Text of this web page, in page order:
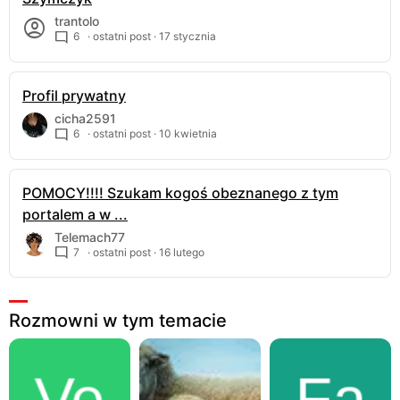
trantolo
6 · ostatni post · 17 stycznia
Profil prywatny
cicha2591
6 · ostatni post · 10 kwietnia
POMOCY!!!! Szukam kogoś obeznanego z tym
portalem a w ...
Telemach77
7 · ostatni post · 16 lutego
Rozmowni w tym temacie